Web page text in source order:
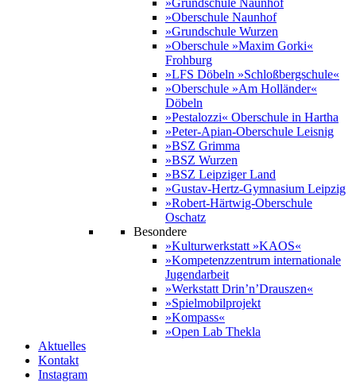
»Grundschule Naunhof
»Oberschule Naunhof
»Grundschule Wurzen
»Oberschule »Maxim Gorki«
Frohburg
»LFS Döbeln »Schloßbergschule«
»Oberschule »Am Holländer«
Döbeln
»Pestalozzi« Oberschule in Hartha
»Peter-Apian-Oberschule Leisnig
»BSZ Grimma
»BSZ Wurzen
»BSZ Leipziger Land
»Gustav-Hertz-Gymnasium Leipzig
»Robert-Härtwig-Oberschule
Oschatz
Besondere
»Kulturwerkstatt »KAOS«
»Kompetenzzentrum internationale
Jugendarbeit
»Werkstatt Drin’n’Drauszen«
»Spielmobilprojekt
»Kompass«
»Open Lab Thekla
Aktuelles
Kontakt
Instagram